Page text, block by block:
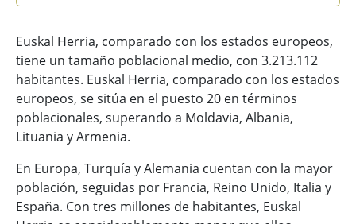
Euskal Herria, comparado con los estados europeos,
tiene un tamaño poblacional medio, con 3.213.112
habitantes. Euskal Herria, comparado con los estados
europeos, se sitúa en el puesto 20 en términos
poblacionales, superando a Moldavia, Albania,
Lituania y Armenia.
En Europa, Turquía y Alemania cuentan con la mayor
población, seguidas por Francia, Reino Unido, Italia y
España. Con tres millones de habitantes, Euskal